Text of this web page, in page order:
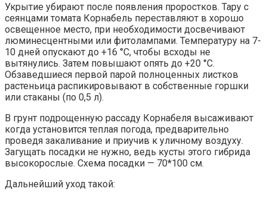
Укрытие убирают после появления проростков. Тару с
сеянцами томата Корнабель переставляют в хорошо
освещенное место, при необходимости досвечивают
люминесцентными или фитолампами. Температуру на 7-
10 дней опускают до +16 °C, чтобы всходы не
вытянулись. Затем повышают опять до +20 °C.
Обзаведшиеся первой парой полноценных листков
растеньица распикировывают в собственные горшки
или стаканы (по 0,5 л).
В грунт подрощенную рассаду Корнабеля высаживают
когда установится теплая погода, предварительно
проведя закаливание и приучив к уличному воздуху.
Загущать посадки не нужно, ведь кусты этого гибрида
высокорослые. Схема посадки — 70*100 см.
Дальнейший уход такой: